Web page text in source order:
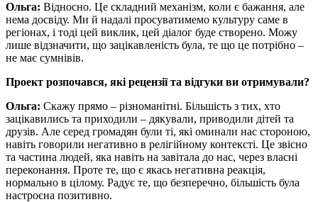
Ольга: Відносно. Це складний механізм, коли є бажання, але
нема досвіду. Ми й надалі просуватимемо культуру саме в
регіонах, і тоді цей виклик, цей діалог буде створено. Можу
лише відзначити, що зацікавленість була, те що це потрібно –
не має сумнівів.
Проект розпочався, які рецензії та відгуки ви отримували?
Ольга: Скажу прямо – різноманітні. Більшість з тих, хто
зацікавились та приходили – дякували, приводили дітей та
друзів. Але серед громадян були ті, які оминали нас стороною,
навіть говорили негативно в релігійному контексті. Це звісно
та частина людей, яка навіть на завітала до нас, через власні
переконання. Проте те, що є якась негативна реакція,
нормально в цілому. Радує те, що безперечно, більшість була
настроєна позитивно.